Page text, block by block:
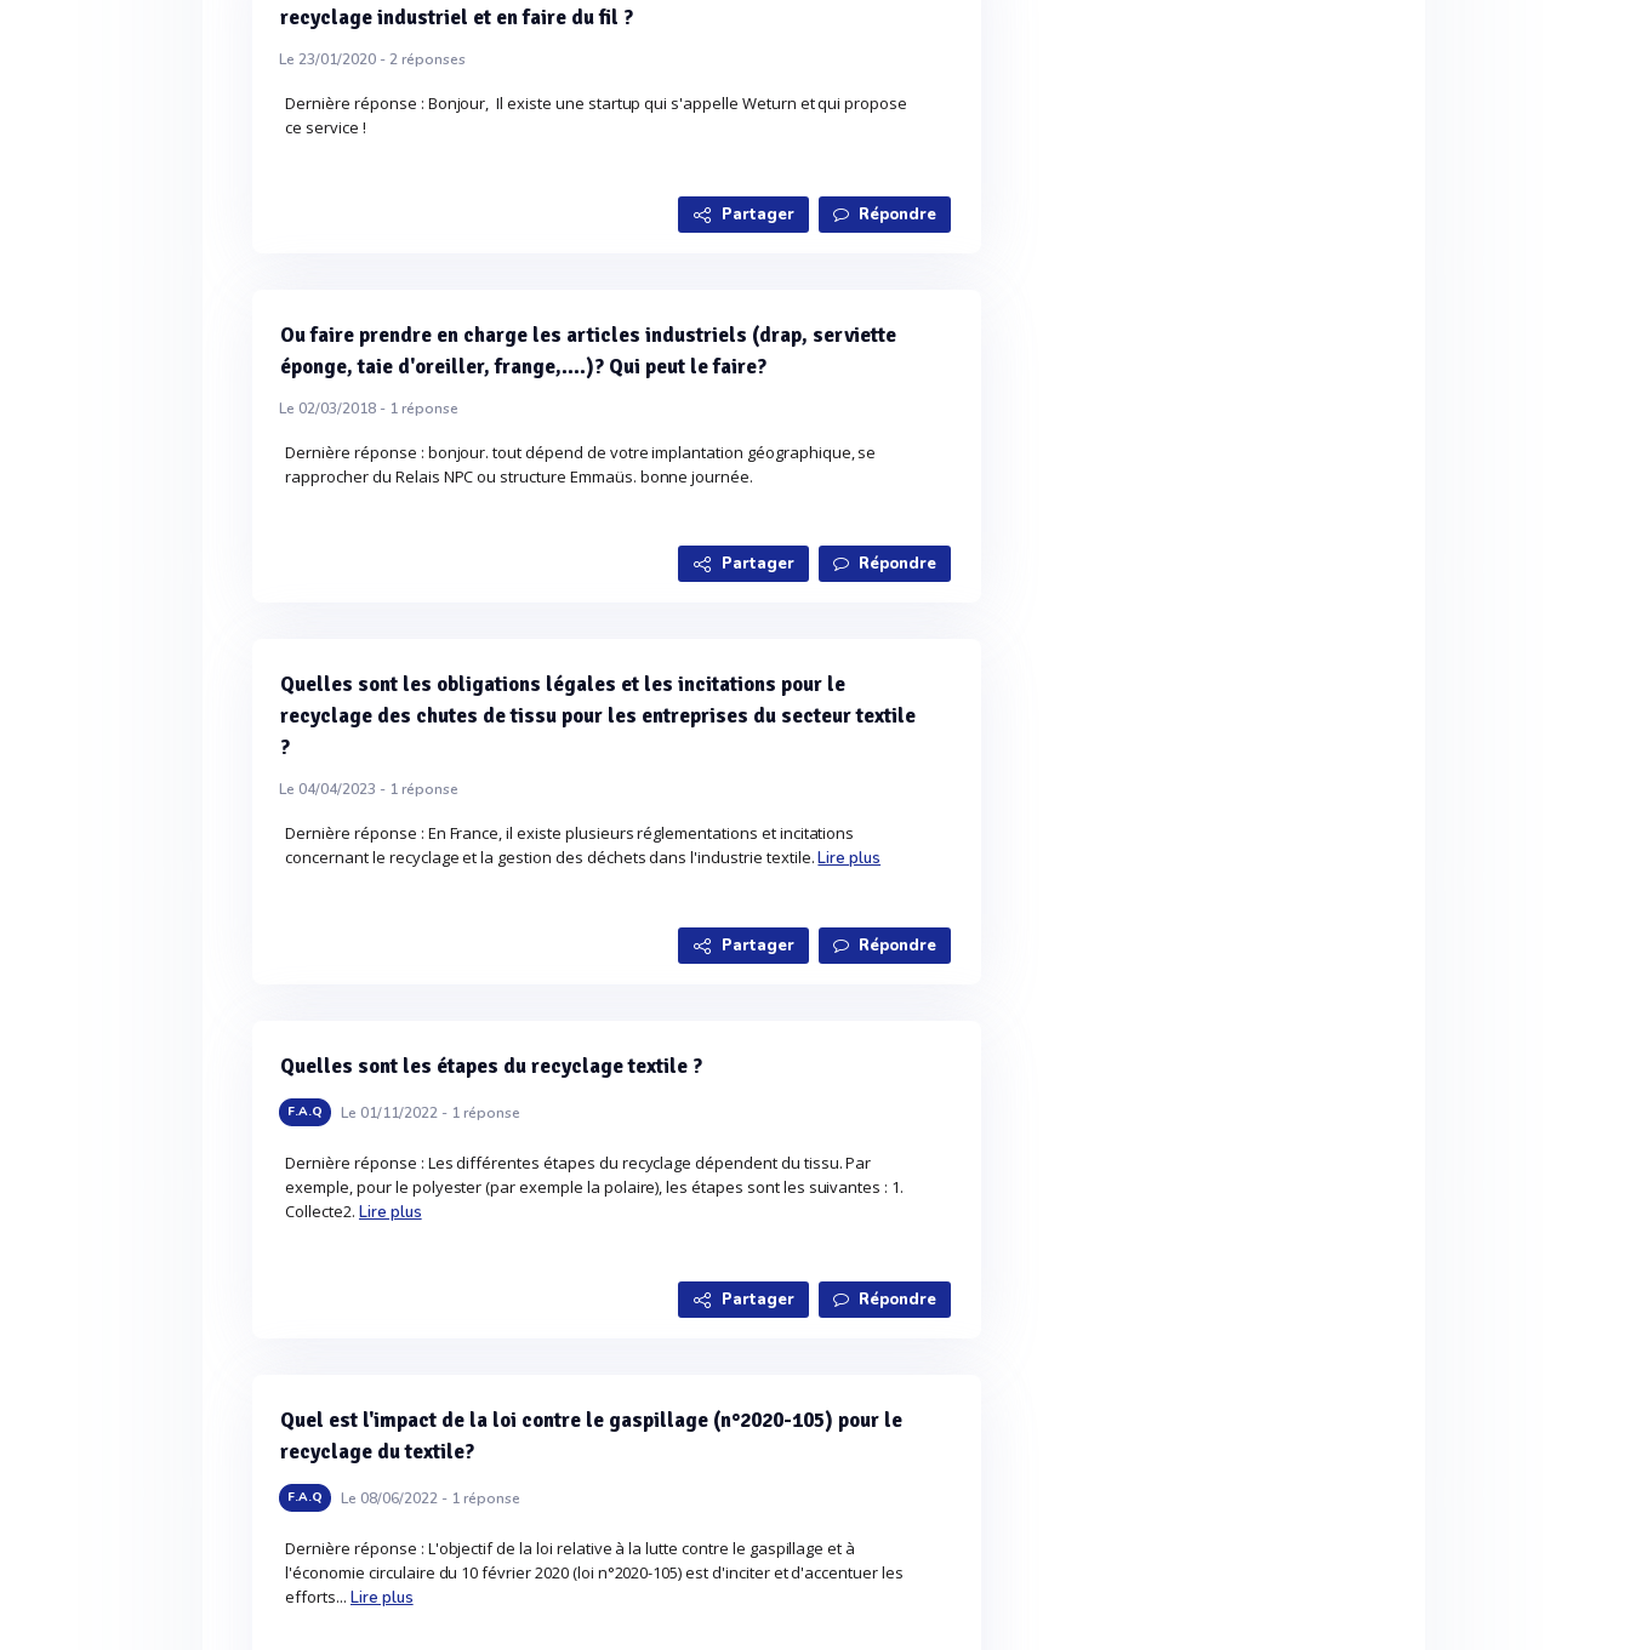
recyclage industriel et en faire du fil ?
Le 23/01/2020 -2réponses
Dernière réponse : Bonjour, Il existe une startup qui s'appelle Weturn et qui propose
ce service !
Partager Répondre
Ou faire prendre en charge les articles industriels (drap, serviette
éponge, taie d'oreiller, frange,....)? Qui peut le faire?
Le 02/03/2018 - 1réponse
Dernière réponse : bonjour. tout dépend de votre implantation géographique, se
rapprocher du Relais NPC ou structure Emmaüs. bonne journée.
Partager Répondre
Quelles sont les obligations légales et les incitations pour le
recyclage des chutes de tissu pour les entreprises du secteur textile
?
Le 04/04/2023 - 1réponse
Dernière réponse : En France, il existe plusieurs réglementations et incitations
concernant le recyclage et la gestion des déchets dans l'industrie textile.Lire plus
Partager Répondre
Quelles sont les étapes du recyclage textile ?
F.A.Q Le 01/11/2022 - 1réponse
Dernière réponse : Les différentes étapes du recyclage dépendent du tissu. Par
exemple, pour le polyester (par exemple la polaire), les étapes sont les suivantes : 1.
Collecte2. Lire plus
Partager Répondre
Quel est l'impact de la loi contre le gaspillage (n°2020-105) pour le
recyclage du textile?
F.A.Q Le 08/06/2022 - 1réponse
Dernière réponse : L'objectif de la loi relative à la lutte contre le gaspillage et à
l'économie circulaire du 10 février 2020 (loi n°2020-105) est d'inciter et d'accentuer les
efforts... Lire plus